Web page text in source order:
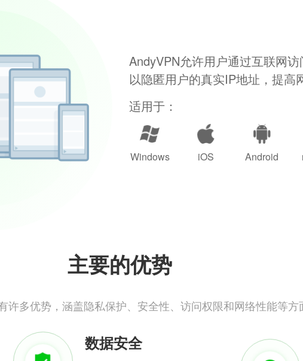
AndyVPN允许用户通过互联网
以隐匿用户的真实IP地址，提高
适用于：
Windows iOS Android
主要的优势
许多优势，涵盖隐私保护、安全性、访问权限和网络性能等方
数据安全